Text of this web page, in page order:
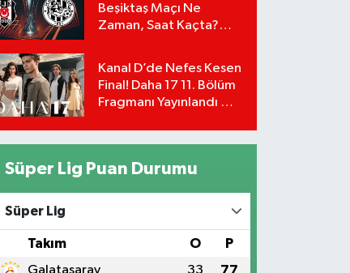
Beşiktaş Maçı Ne
Zaman, Saat Kaçta?
Detayları!
Kanal D’de Nefes Kesen
Final! Daha 17 11. Bölüm
Fragmanı Yayınlandı Mı?
Süper Lig Puan Durumu
Süper Lig
Takım O P